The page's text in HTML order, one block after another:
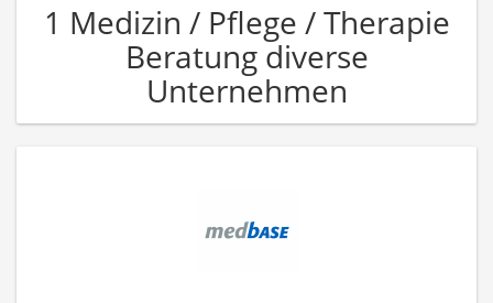
1 Medizin / Pflege / Therapie
Beratung diverse
Unternehmen